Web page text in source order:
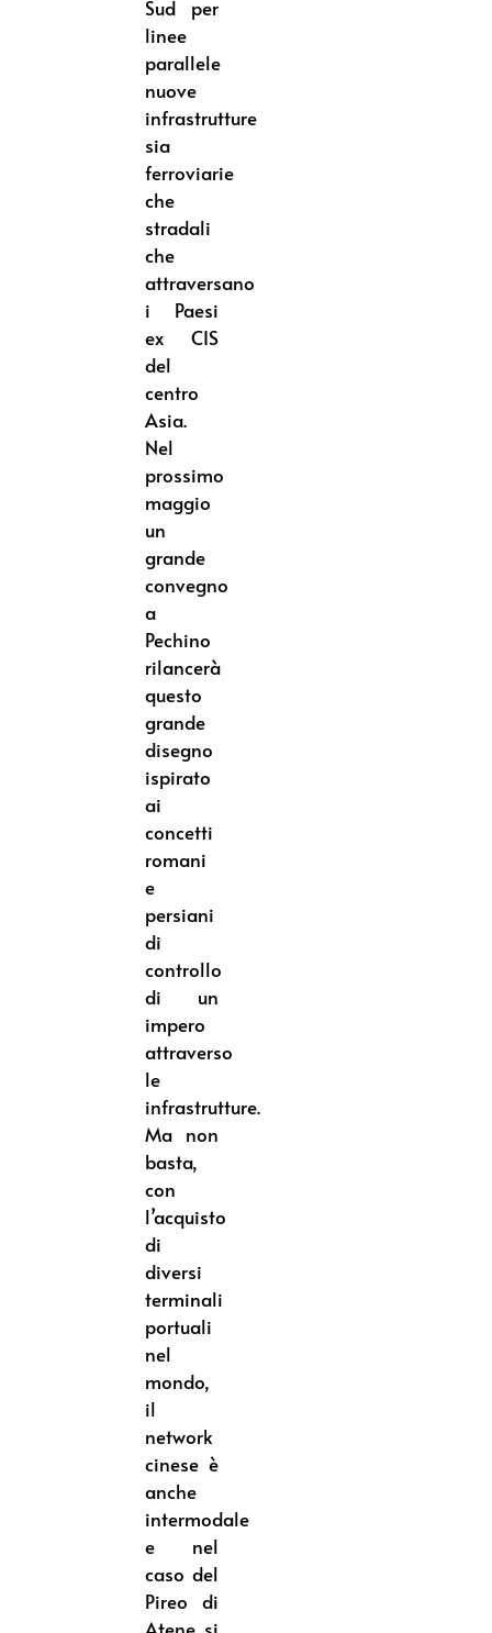
Sud per
linee
parallele
nuove
infrastrutture
sia
ferroviarie
che
stradali
che
attraversano
i Paesi
ex CIS
del
centro
Asia.
Nel
prossimo
maggio
un
grande
convegno
a
Pechino
rilancerà
questo
grande
disegno
ispirato
ai
concetti
romani
e
persiani
di
controllo
di un
impero
attraverso
le
infrastrutture.
Ma non
basta,
con
l’acquisto
di
diversi
terminali
portuali
nel
mondo,
il
network
cinese è
anche
intermodale
e nel
caso del
Pireo di